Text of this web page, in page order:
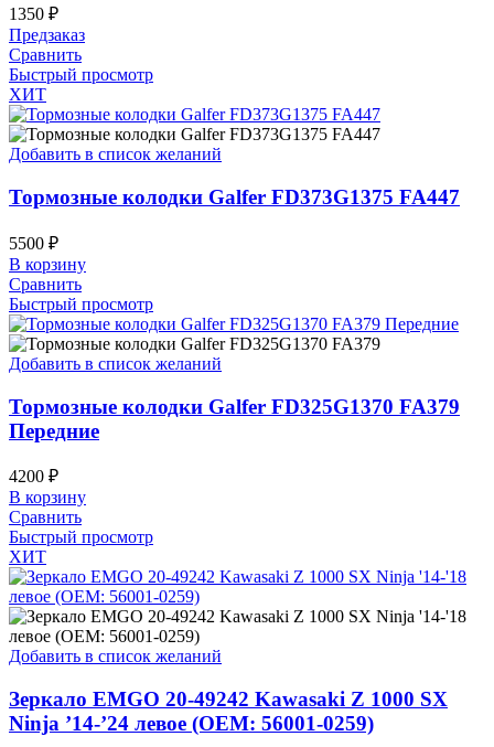
1350 ₽
Предзаказ
Сравнить
Быстрый просмотр
ХИТ
Добавить в список желаний
Тормозные колодки Galfer FD373G1375 FA447
5500 ₽
В корзину
Сравнить
Быстрый просмотр
Добавить в список желаний
Тормозные колодки Galfer FD325G1370 FA379
Передние
4200 ₽
В корзину
Сравнить
Быстрый просмотр
ХИТ
Добавить в список желаний
Зеркало EMGO 20-49242 Kawasaki Z 1000 SX
Ninja ’14-’24 левое (OEM: 56001-0259)